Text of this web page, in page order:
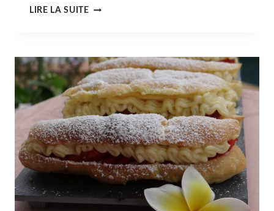
LIRE LA SUITEVERRINE
AUX
FRAMBOISES
AUX
MASCARPONE
SABLÉ
BRETON